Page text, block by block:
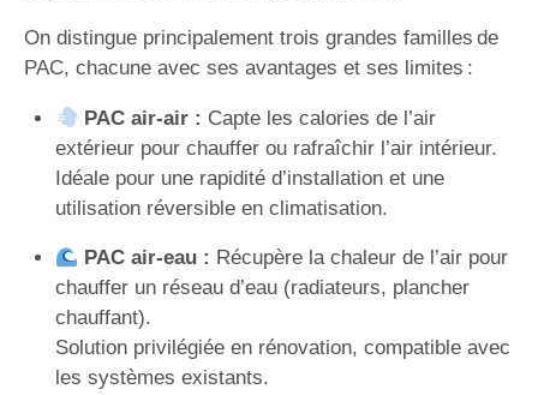
On distingue principalement trois grandes familles de
PAC, chacune avec ses avantages et ses limites :
PAC air-air : Capte les calories de l’air
extérieur pour chauffer ou rafraîchir l’air intérieur.
Idéale pour une rapidité d’installation et une
utilisation réversible en climatisation.
PAC air-eau : Récupère la chaleur de l’air pour
chauffer un réseau d’eau (radiateurs, plancher
chauffant).
Solution privilégiée en rénovation, compatible avec
les systèmes existants.